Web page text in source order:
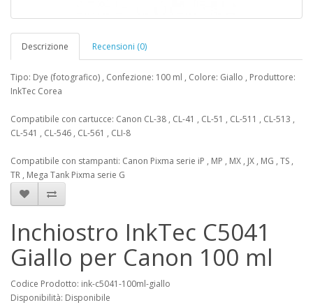
Descrizione Recensioni (0)
Tipo: Dye (fotografico) , Confezione: 100 ml , Colore: Giallo , Produttore:
InkTec Corea
Compatibile con cartucce: Canon CL-38 , CL-41 , CL-51 , CL-511 , CL-513 ,
CL-541 , CL-546 , CL-561 , CLI-8
Compatibile con stampanti: Canon Pixma serie iP , MP , MX , JX , MG , TS ,
TR , Mega Tank Pixma serie G
Inchiostro InkTec C5041
Giallo per Canon 100 ml
Codice Prodotto: ink-c5041-100ml-giallo
Disponibilità: Disponibile